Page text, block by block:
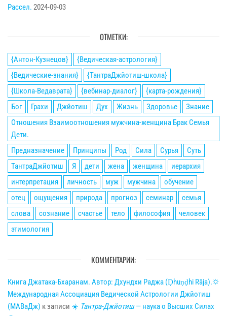
Рассел. 2024-09-03
ОТМЕТКИ:
{Антон-Кузнецов}
{Ведическая-астрология}
{Ведические-знания}
{ТантраДжйотиш-школа}
{Школа-Ведаврата}
{вебинар-диалог}
{карта-рождения}
Бог
Грахи Джйотиш Дух Жизнь Здоровье
Знание
Отношения Взаимоотношения мужчина-женщина Брак Семья
Дети.
Предназначение
Принципы Род Сила Сурья
Суть
ТантраДжйотиш
Я дети жена женщина
иерархия
интерпретация
личность муж мужчина
обучение
отец
ощущения природа прогноз семинар
семья
слова
сознание счастье тело философия
человек
этимология
КОММЕНТАРИИ:
Книга Джатака-Бхаранам. Автор: Дхундхи Раджа (Ḍhuṇḍhi Rāja).🌣
Международная Ассоциация Ведической Астрологии Джйотиш
(МАВаДж) к записи ☀ Тантра-Джйотиш— наука о Высших Силах